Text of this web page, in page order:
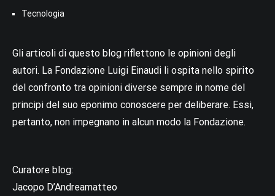
Tecnologia
Gli articoli di questo blog riflettono le opinioni degli
autori. La Fondazione Luigi Einaudi li ospita nello spirito
del confronto tra opinioni diverse sempre in nome del
principi del suo eponimo conoscere per deliberare. Essi,
pertanto, non impegnano in alcun modo la Fondazione.
Curatore blog:
Jacopo D’Andreamatteo